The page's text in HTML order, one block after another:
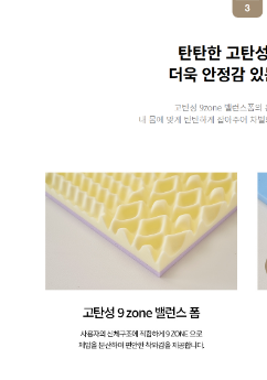
SC-50A40 | 28,900
| 8,900
| 24,900